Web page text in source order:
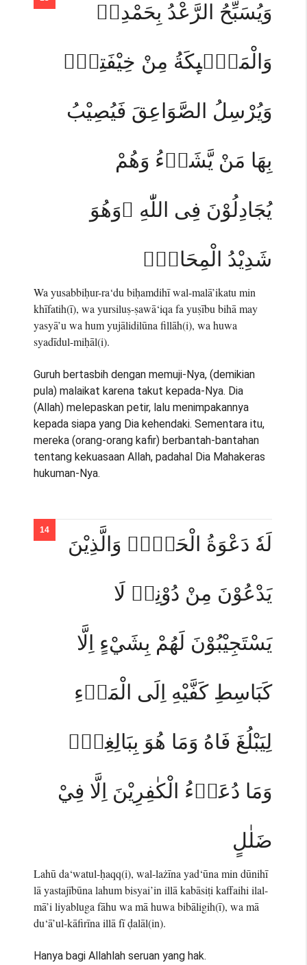
وَيُسَبِّحُ الرَّعْدُ بِحَمْدِهٖ
وَالْمَلٰۤىِٕكَةُ مِنْ خِيْفَتِهٖۚ
وَيُرْسِلُ الصَّوَاعِقَ فَيُصِيْبُ
بِهَا مَنْ يَّشَاۤءُ وَهُمْ
يُجَادِلُوْنَ فِى اللّٰهِ ۚوَهُوَ
شَدِيْدُ الْمِحَالِۗ
Wa yusabbiḥur-ra‘du biḥamdihī wal-malā’ikatu min
khīfatih(ī), wa yursiluṣ-ṣawā‘iqa fa yuṣību bihā may
yasyā’u wa hum yujālidilūna fillāh(i), wa huwa
syadīdul-miḥāl(i).
Guruh bertasbih dengan memuji-Nya, (demikian
pula) malaikat karena takut kepada-Nya. Dia
(Allah) melepaskan petir, lalu menimpakannya
kepada siapa yang Dia kehendaki. Sementara itu,
mereka (orang-orang kafir) berbantah-bantahan
tentang kekuasaan Allah, padahal Dia Mahakeras
hukuman-Nya.
لَهٗ دَعْوَةُ الْحَقِّۗ وَالَّذِيْنَ
يَدْعُوْنَ مِنْ دُوْنِهٖ لَا
يَسْتَجِيْبُوْنَ لَهُمْ بِشَيْءٍ اِلَّا
كَبَاسِطِ كَفَّيْهِ اِلَى الْمَاۤءِ
لِيَبْلُغَ فَاهُ وَمَا هُوَ بِبَالِغِهٖۗ
وَمَا دُعَاۤءُ الْكٰفِرِيْنَ اِلَّا فِيْ
ضَلٰلٍ
Lahū da‘watul-ḥaqq(i), wal-lażīna yad‘ūna min dūnihī
lā yastajībūna lahum bisyai’in illā kabāsiṭi kaffaihi ilal-
mā’i liyabluga fāhu wa mā huwa bibāligih(ī), wa mā
du‘ā’ul-kāfirīna illā fī ḍalāl(in).
Hanya bagi Allahlah seruan yang hak.